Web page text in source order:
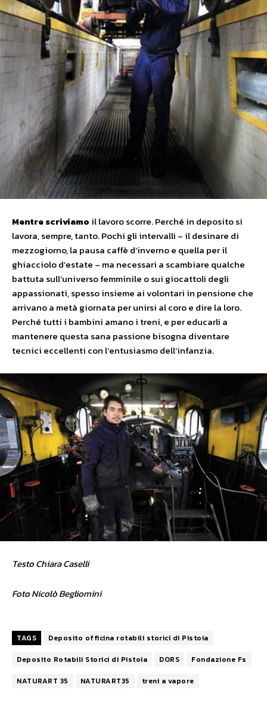
Mentrescriviamo il lavoro scorre. Perché in deposito si
lavora, sempre, tanto. Pochi gli intervalli – il desinare di
mezzogiorno, la pausa caffè d’inverno e quella per il
ghiacciolo d’estate – ma necessari a scambiare qualche
battuta sull’universo femminile o sui giocattoli degli
appassionati, spesso insieme ai volontari in pensione che
arrivano a metà giornata per unirsi al coro e dire la loro.
Perché tutti i bambini amano i treni, e per educarli a
mantenere questa sana passione bisogna diventare
tecnici eccellenti con l’entusiasmo dell’infanzia.
Testo Chiara Caselli
Foto Nicolò Begliomini
TAGS
Deposito officina rotabili storici di Pistoia
Deposito Rotabili Storici di Pistoia
DORS
Fondazione Fs
NATURART 35
NATURART35 treni a vapore